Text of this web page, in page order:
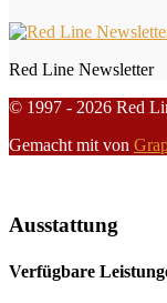
Red Line Newsletter
© 1997 - 2026 Red
Gemacht mit von
Ausstattung
Verfügbare